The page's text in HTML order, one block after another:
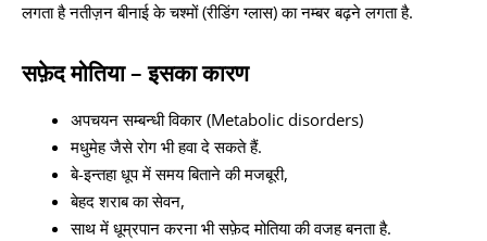
लगता है नतीज़न बीनाई के चश्मों (रीडिंग ग्लास) का नम्बर बढ़ने लगता है.
सफ़ेद मोतिया – इसका कारण
अपचयन सम्बन्धी विकार (Metabolic disorders)
मधुमेह जैसे रोग भी हवा दे सकते हैं.
बे-इन्तहा धूप में समय बिताने की मजबूरी,
बेहद शराब का सेवन,
साथ में धूम्रपान करना भी सफ़ेद मोतिया की वजह बनता है.